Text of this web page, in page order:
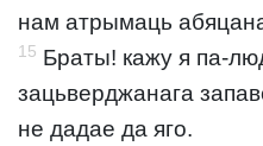
нам атрымаць
15 Браты! кажу я па-
зацьверджанага
не дадае да яго.